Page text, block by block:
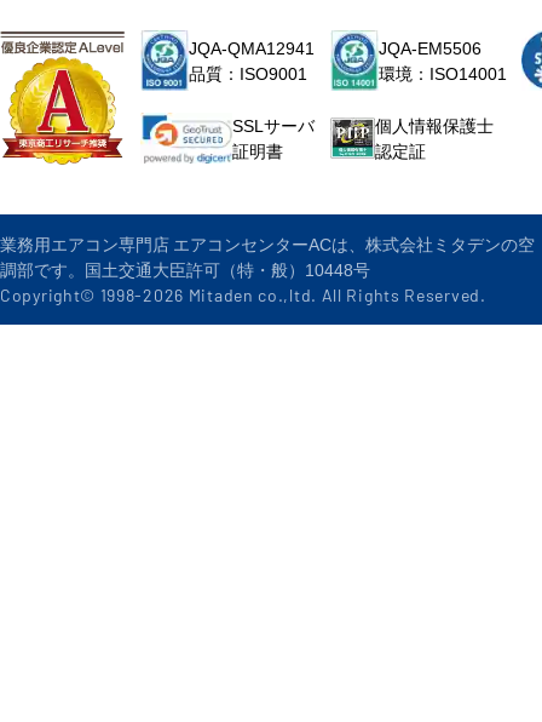
JQA-QMA12941
品質：ISO9001
JQA-EM5506
環境：ISO14001
SSLサーバ
証明書
個人情報保護士
認定証
業務用エアコン専門店 エアコンセンターACは、株式会社ミタデンの空
調部です。国土交通大臣許可（特・般）10448号
Copyright© 1998-2026 Mitaden co.,ltd. All Rights Reserved.